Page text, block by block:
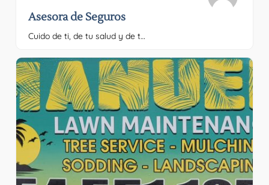
Asesora de Seguros
Cuido de ti, de tu salud y de tu tranquilidad. Por favor, proporciona el texto que quieres traducir.